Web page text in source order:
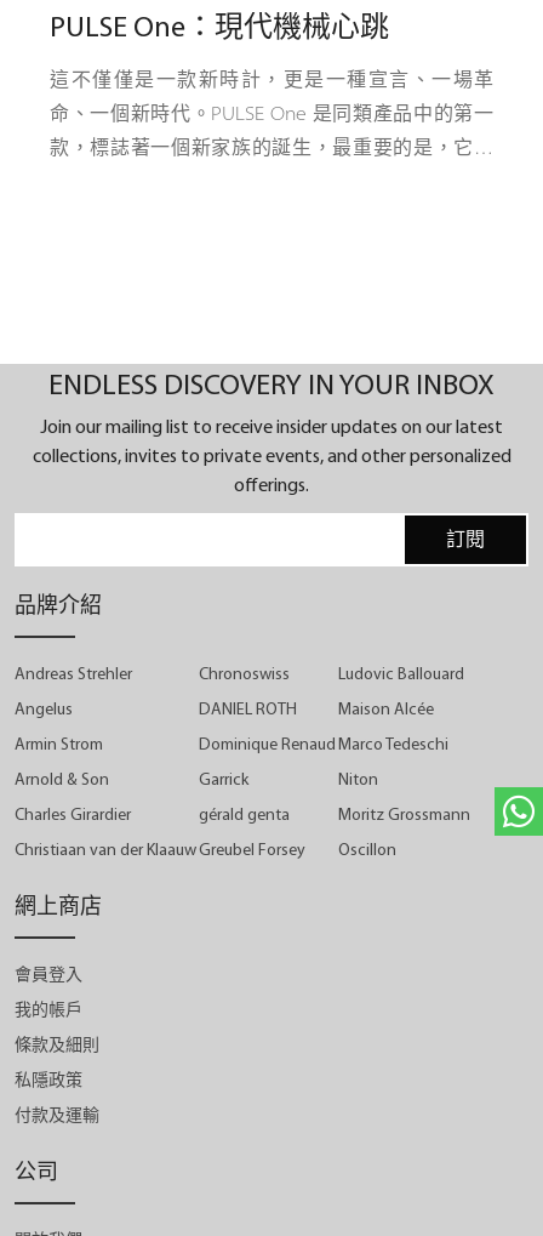
PULSE One：現代機械心跳
這不僅僅是一款新時計，更是一種宣言、一場革
命、一個新時代。PULSE One 是同類產品中的第一
款，標誌著一個新家族的誕生，最重要的是，它是
義了其核心DNA。結果如何？全鈦合金動力裝置，
以精確、活力和大膽的方式跳動 - 一個真正的手工機
械奇跡。
ENDLESS DISCOVERY IN YOUR INBOX
Join our mailing list to receive insider updates on our latest
collections, invites to private events, and other personalized
offerings.
訂閱
品牌介紹
Andreas Strehler
Angelus
Armin Strom
Arnold & Son
Charles Girardier
Christiaan van der Klaauw
Chronoswiss
DANIEL ROTH
Dominique Renaud
Garrick
gérald genta
Greubel Forsey
Ludovic Ballouard
Maison Alcée
Marco Tedeschi
Niton
Moritz Grossmann
Oscillon
網上商店
會員登入
我的帳戶
條款及細則
私隱政策
付款及運輸
公司